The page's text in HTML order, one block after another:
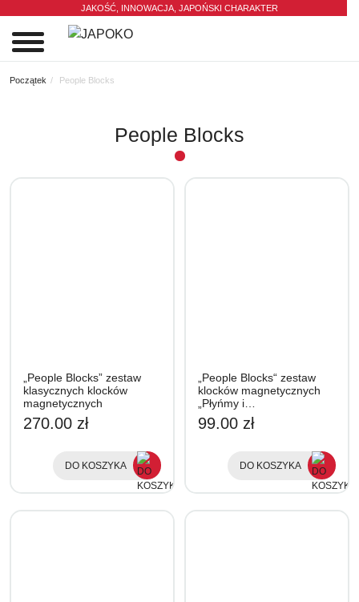
JAKOŚĆ, INNOWACJA, JAPOŃSKI CHARAKTER
Początek People Blocks
People Blocks
„People Blocks” zestaw
klasycznych klocków
magnetycznych
270.00 zł
DO KOSZYKA
„People Blocks“ zestaw
klocków magnetycznych
„Płyńmy i…
99.00 zł
DO KOSZYKA